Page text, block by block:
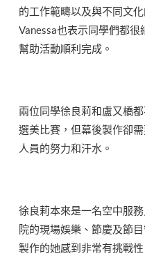
的工作範疇以及與不同文
Vanessa也表示同學們都
幫助活動順利完成。
兩位同學徐良莉和盧又橋
選美比賽，但幕後製作卻
人員的努力和汗水。
徐良莉本來是一名空中服
院的現場娛樂、節慶及節
製作的她感到非常有挑戰